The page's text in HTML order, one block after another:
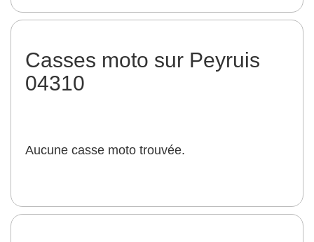
Casses moto sur Peyruis
04310
Aucune casse moto trouvée.